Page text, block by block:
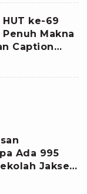
ke-69
Makna
Caption
Ada 995
Jaksel